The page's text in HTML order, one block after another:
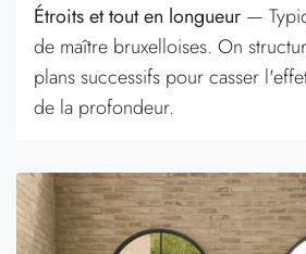
Étroits et tout en longueur —
de maître bruxelloises. On
plans successifs pour casser
de la profondeur.